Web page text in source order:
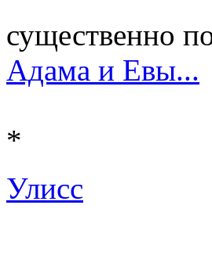
существенно
Адама и Евы...
*
Улисс